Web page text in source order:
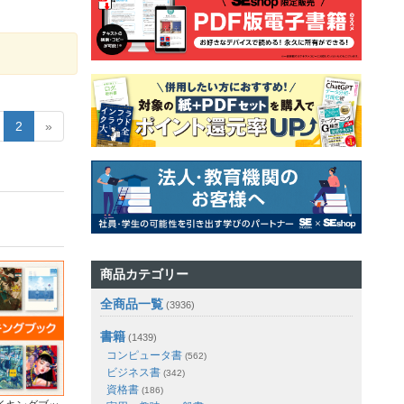
2 »
商品カテゴリー
全商品一覧 (3936)
書籍 (1439)
コンピュータ書 (562)
ビジネス書 (342)
資格書 (186)